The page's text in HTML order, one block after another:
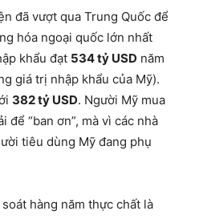
đã vượt qua Trung Quốc để
hóa ngoại quốc lớn nhất
khẩu đạt 534 tỷ USD năm
giá trị nhập khẩu của Mỹ).
382 tỷ USD. Người Mỹ mua
để “ban ơn”, mà vì các nhà
tiêu dùng Mỹ đang phụ
hàng năm thực chất là